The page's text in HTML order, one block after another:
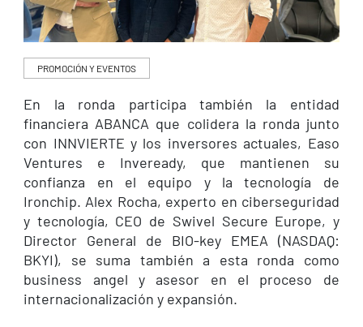
PROMOCIÓN Y EVENTOS
En la ronda participa también la entidad
financiera ABANCA que colidera la ronda junto
con INNVIERTE y los inversores actuales, Easo
Ventures e Inveready, que mantienen su
confianza en el equipo y la tecnología de
Ironchip. Alex Rocha, experto en ciberseguridad
y tecnología, CEO de Swivel Secure Europe, y
Director General de BIO-key EMEA (NASDAQ:
BKYI), se suma también a esta ronda como
business angel y asesor en el proceso de
internacionalización y expansión.